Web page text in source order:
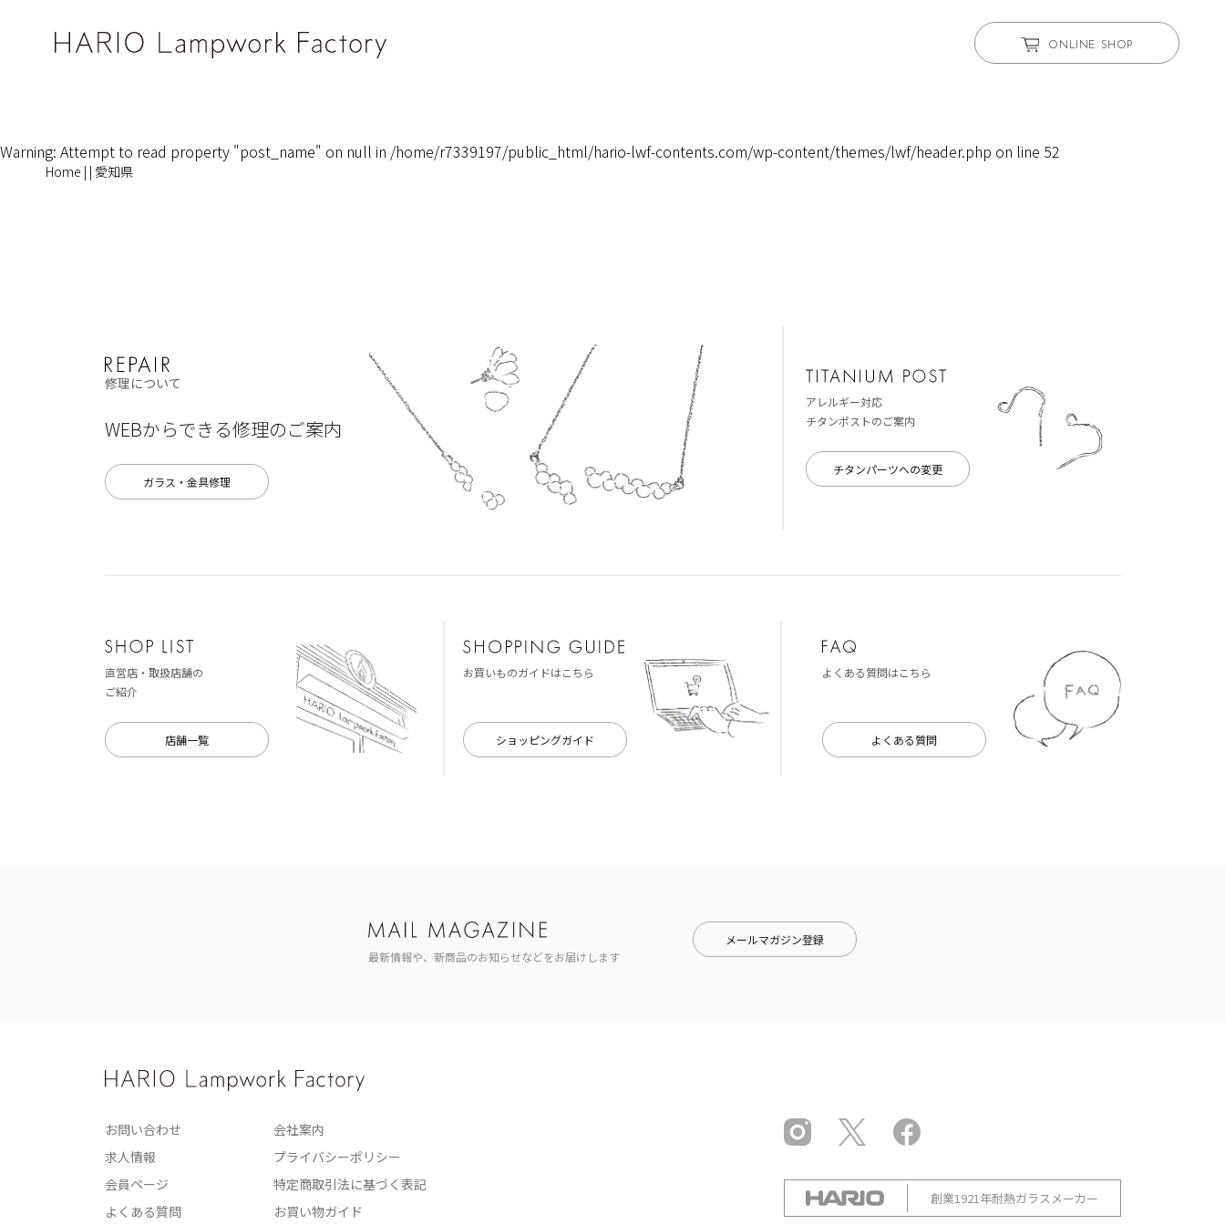
Warning: Attempt to read property "post_name" on null in /home/r7339197/public_html/hario-lwf-contents.com/wp-content/themes/lwf/header.php on line 52
ONLINE SHOP
Home | | 愛知県
修理について
WEBからできる修理のご案内
ガラス・金具修理
アレルギー対応
チタンポストのご案内
チタンパーツへの変更
直営店・取扱店舗の
ご紹介
店舗一覧
お買いものガイドはこちら
ショッピングガイド
よくある質問はこちら
よくある質問
最新情報や、新商品のお知らせなどをお届けします
メールマガジン登録
お問い合わせ
会社案内
求人情報
プライバシーポリシー
会員ページ
特定商取引法に基づく表記
よくある質問
お買い物ガイド
創業1921年耐熱ガラスメーカー